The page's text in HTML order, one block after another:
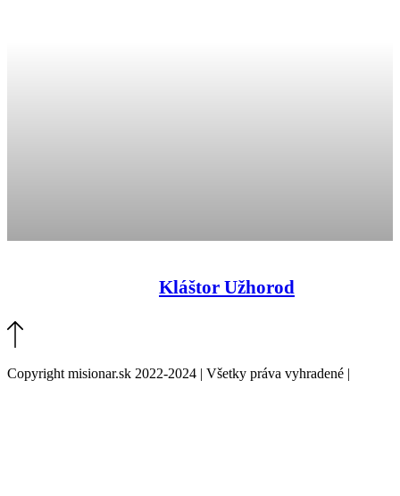
Kláštor Užhorod
Copyright misionar.sk 2022-2024 | Všetky práva vyhradené |